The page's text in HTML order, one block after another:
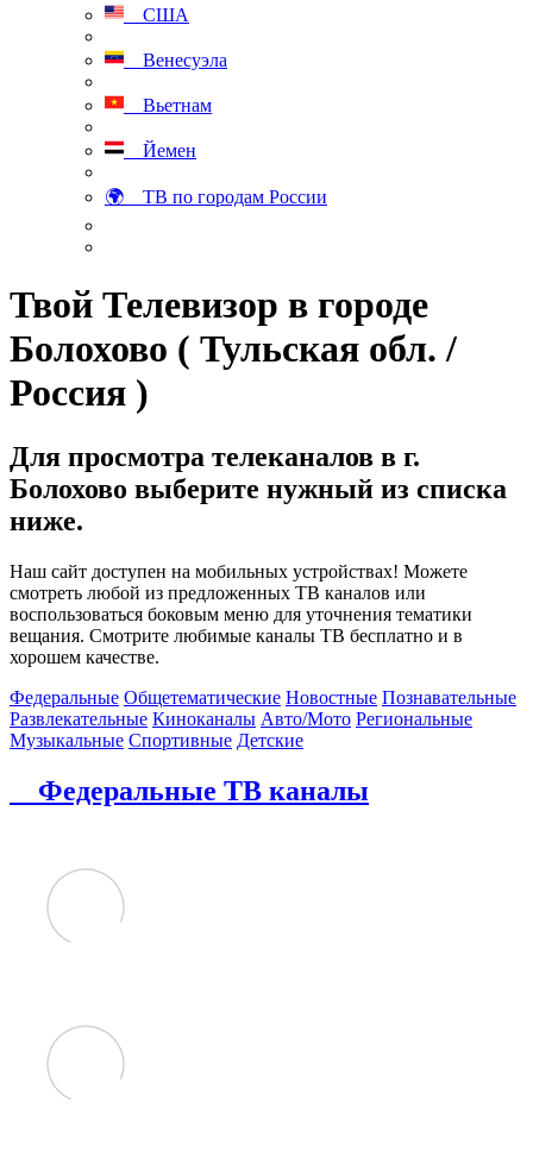
США
Венесуэла
Вьетнам
Йемен
🌍 ТВ по городам России
Твой Телевизор в городе
Болохово ( Тульская обл. /
Россия )
Для просмотра телеканалов в г.
Болохово выберите нужный из списка
ниже.
Наш сайт доступен на мобильных устройствах! Можете
смотреть любой из предложенных ТВ каналов или
воспользоваться боковым меню для уточнения тематики
вещания. Смотрите любимые каналы ТВ бесплатно и в
хорошем качестве.
Федеральные Общетематические Новостные Познавательные
Развлекательные Киноканалы Авто/Мото Региональные
Музыкальные Спортивные Детские
Федеральные ТВ каналы